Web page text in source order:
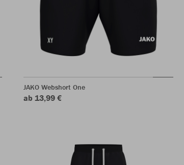
JAKO Webshort One
ab 13,99 €